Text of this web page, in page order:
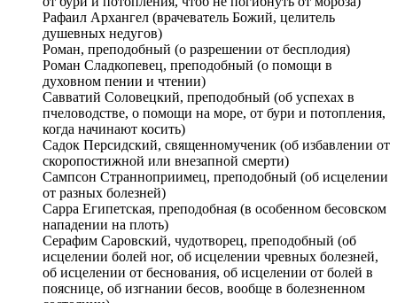
Рафаил Архангел (врачеватель Божий, целитель
душевных недугов)
Роман, преподобный (о разрешении от бесплодия)
Роман Сладкопевец, преподобный (о помощи в
духовном пении и чтении)
Савватий Соловецкий, преподобный (об успехах в
пчеловодстве, о помощи на море, от бури и потопления,
когда начинают косить)
Садок Персидский, священномученик (об избавлении от
скоропостижной или внезапной смерти)
Сампсон Странноприимец, преподобный (об исцелении
от разных болезней)
Сарра Египетская, преподобная (в особенном бесовском
нападении на плоть)
Серафим Саровский, чудотворец, преподобный (об
исцелении болей ног, об исцелении чревных болезней,
об исцелении от беснования, об исцелении от болей в
пояснице, об изгнании бесов, вообще в болезненном